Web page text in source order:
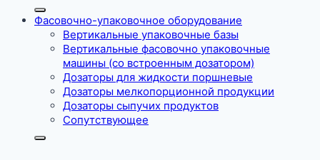
Фасовочно-упаковочное оборудование
Вертикальные упаковочные базы
Вертикальные фасовочно упаковочные
машины (со встроенным дозатором)
Дозаторы для жидкости поршневые
Дозаторы мелкопорционной продукции
Дозаторы сыпучих продуктов
Сопутствующее